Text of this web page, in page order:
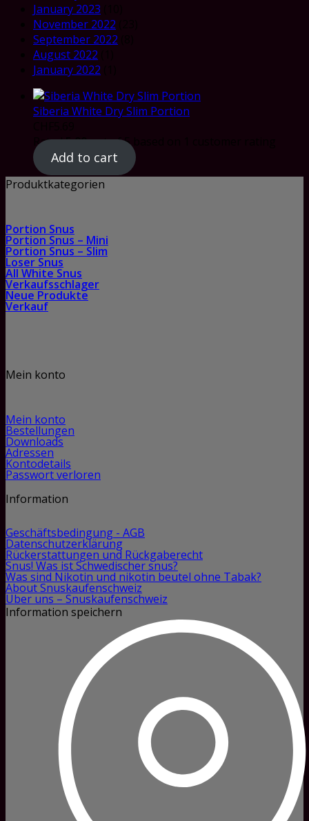
January 2023
November 2022
September 2022
August 2022
January 2022
Siberia White Dry Slim Portion
Rated5.00out of 5 based on
Add to cart
Produktkategorien
Portion Snus
Portion Snus – Mini
Portion Snus – Slim
Loser Snus
All White Snus
Verkaufsschlager
Neue Produkte
Verkauf
Mein konto
Mein konto
Bestellungen
Downloads
Adressen
Kontodetails
Passwort verloren
Information
Geschäftsbedingung - AGB
Datenschutzerklärung
Rückerstattungen und Rückgaberecht
Snus! Was ist Schwedischer snus?
Was sind Nikotin und nikotin beutel ohne Tabak?
About Snuskaufenschweiz
Über uns – Snuskaufenschweiz
Information speichern